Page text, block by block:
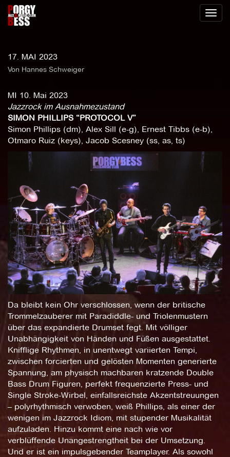
Toggle
17. MAI 2023
Von Hannes Schweiger
MI 10. Mai 2023
Jazzrock im Ausnahmezustand
SIMON PHILLIPS “PROTOCOL V”
Simon Phillips (dm), Alex Sill (e-g), Ernest Tibbs (e-b),
Otmaro Ruiz (keys), Jacob Scesney (ss, as, ts)
Da bleibt kein Ohr verschlossen, wenn der britische
Trommelzauberer mit Paradiddle- und Triolenmustern
über das expandierte Drumset fegt. Mit völliger
Unabhängigkeit von Händen und Füßen ausgestattet.
Knifflige Rhythmen, in unentwegt variierten Tempi,
zwischen forcierten und gelösten Momenten generierte
Spannung, am physisch machbaren kratzende Double
Bass Drum Figuren, perfekt frequenzierte Press- und
Single Stroke-Wirbel, einfallsreichste Akzentstreuungen
– polyrhythmisch verwoben, weiß Phillips, als einer der
wenigen im Jazzrock Idiom, mit stupender Musikalität
aufzuladen. Hinzu kommt eine nach wie vor
verblüffende Unangestrengtheit bei der Umsetzung.
Und er ist ein impulsgebender Teamplayer. Als sowohl